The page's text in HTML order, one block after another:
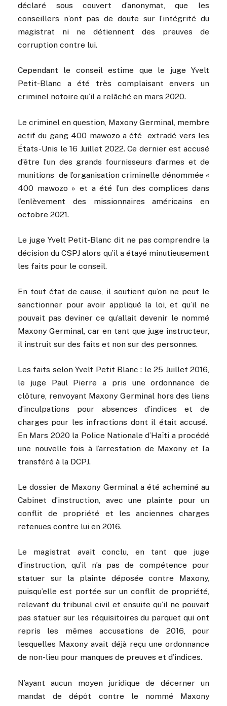
déclaré sous couvert d’anonymat, que les
conseillers n’ont pas de doute sur l’intégrité du
magistrat ni ne détiennent des preuves de
corruption contre lui.
Cependant le conseil estime que le juge Yvelt
Petit-Blanc a été très complaisant envers un
criminel notoire qu’il a relâché en mars 2020.
Le criminel en question, Maxony Germinal, membre
actif du gang 400 mawozo a été extradé vers les
États-Unis le 16 Juillet 2022. Ce dernier est accusé
d’être l’un des grands fournisseurs d’armes et de
munitions de l’organisation criminelle dénommée «
400 mawozo » et a été l’un des complices dans
l’enlèvement des missionnaires américains en
octobre 2021.
Le juge Yvelt Petit-Blanc dit ne pas comprendre la
décision du CSPJ alors qu’il a étayé minutieusement
les faits pour le conseil.
En tout état de cause, il soutient qu’on ne peut le
sanctionner pour avoir appliqué la loi, et qu’il ne
pouvait pas deviner ce qu’allait devenir le nommé
Maxony Germinal, car en tant que juge instructeur,
il instruit sur des faits et non sur des personnes.
Les faits selon Yvelt Petit Blanc : le 25 Juillet 2016,
le juge Paul Pierre a pris une ordonnance de
clôture, renvoyant Maxony Germinal hors des liens
d’inculpations pour absences d’indices et de
charges pour les infractions dont il était accusé.
En Mars 2020 la Police Nationale d’Haïti a procédé
une nouvelle fois à l’arrestation de Maxony et l’a
transféré à la DCPJ.
Le dossier de Maxony Germinal a été acheminé au
Cabinet d’instruction, avec une plainte pour un
conflit de propriété et les anciennes charges
retenues contre lui en 2016.
Le magistrat avait conclu, en tant que juge
d’instruction, qu’il n’a pas de compétence pour
statuer sur la plainte déposée contre Maxony,
puisqu’elle est portée sur un conflit de propriété,
relevant du tribunal civil et ensuite qu’il ne pouvait
pas statuer sur les réquisitoires du parquet qui ont
repris les mêmes accusations de 2016, pour
lesquelles Maxony avait déjà reçu une ordonnance
de non-lieu pour manques de preuves et d’indices.
N’ayant aucun moyen juridique de décerner un
mandat de dépôt contre le nommé Maxony